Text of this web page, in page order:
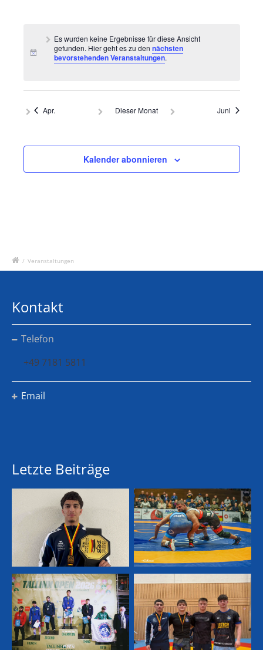
Es wurden keine Ergebnisse für diese Ansicht
gefunden. Hier geht es zu den nächsten
bevorstehenden Veranstaltungen.
Apr. Dieser Monat Juni
Kalender abonnieren
/ Veranstaltungen
Kontakt
Telefon
+49 7181 5811
Email
Letzte Beiträge